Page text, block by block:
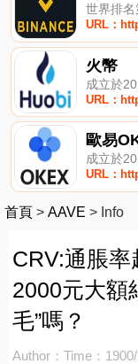
世界排
URL：
火幣
成立於
URL：
歐易
成立於
URL：
首頁 > AAVE > Info
CRV:通脹
2000元大額
毛”嗎？
Author： Time：